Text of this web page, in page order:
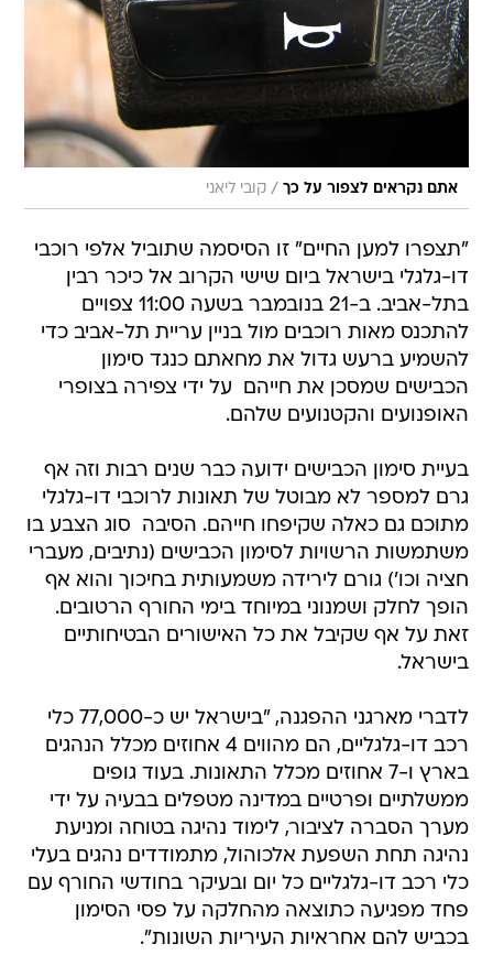
אתם נקראים לצפור על כך / קובי ליאני
"תצפרו למען החיים" זו הסיסמה שתוביל אלפי רוכבי
דו-גלגלי בישראל ביום שישי הקרוב אל כיכר רבין
בתל-אביב. ב-21 בנובמבר בשעה 11:00 צפויים
להתכנס מאות רוכבים מול בניין עריית תל-אביב כדי
להשמיע ברעש גדול את מחאתם כנגד סימון
הכבישים שמסכן את חייהם  על ידי צפירה בצופרי
האופנועים והקטנועים שלהם.
בעיית סימון הכבישים ידועה כבר שנים רבות וזה אף
גרם למספר לא מבוטל של תאונות לרוכבי דו-גלגלי
מתוכם גם כאלה שקיפחו חייהם. הסיבה  סוג הצבע בו
משתמשות הרשויות לסימון הכבישים (נתיבים, מעברי
חציה וכו') גורם לירידה משמעותית בחיכוך והוא אף
הופך לחלק ושמנוני במיוחד בימי החורף הרטובים.
זאת על אף שקיבל את כל האישורים הבטיחותיים
בישראל.
לדברי מארגני ההפגנה, "בישראל יש כ-77,000 כלי
רכב דו-גלגליים, הם מהווים 4 אחוזים מכלל הנהגים
בארץ ו-7 אחוזים מכלל התאונות. בעוד גופים
ממשלתיים ופרטיים במדינה מטפלים בבעיה על ידי
מערך הסברה לציבור, לימוד נהיגה בטוחה ומניעת
נהיגה תחת השפעת אלכוהול, מתמודדים נהגים בעלי
כלי רכב דו-גלגליים כל יום ובעיקר בחודשי החורף עם
פחד מפגיעה כתוצאה מהחלקה על פסי הסימון
בכביש להם אחראיות העיריות השונות".